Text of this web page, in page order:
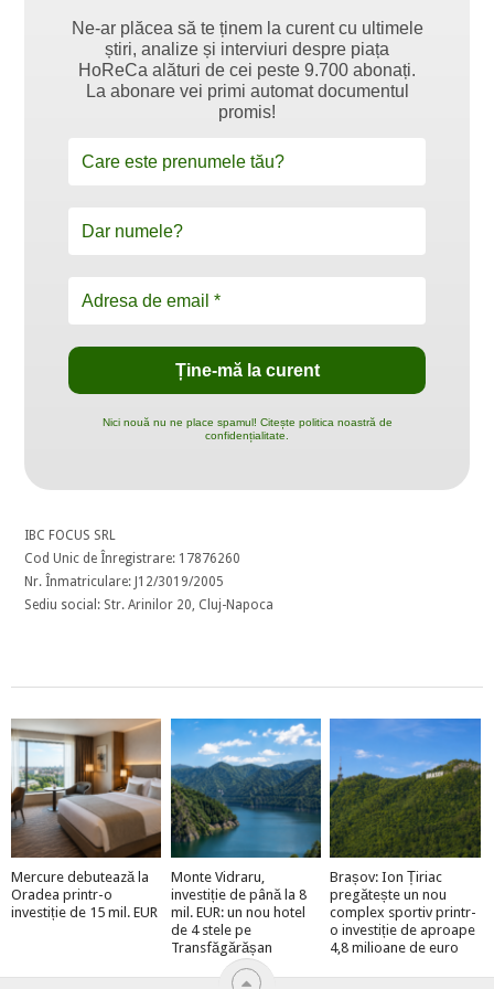
Ne-ar plăcea să te ținem la curent cu ultimele
știri, analize și interviuri despre piața
HoReCa alături de cei peste 9.700 abonați.
La abonare vei primi automat documentul
promis!
Nici nouă nu ne place spamul! Citește politica noastră de
confidențialitate.
IBC FOCUS SRL
Cod Unic de Înregistrare: 17876260
Nr. Înmatriculare: J12/3019/2005
Sediu social: Str. Arinilor 20, Cluj-Napoca
Mercure debutează la
Oradea printr-o
investiție de 15 mil. EUR
Monte Vidraru,
investiție de până la 8
mil. EUR: un nou hotel
de 4 stele pe
Transfăgărășan
Brașov: Ion Țiriac
pregătește un nou
complex sportiv printr-
o investiție de aproape
4,8 milioane de euro